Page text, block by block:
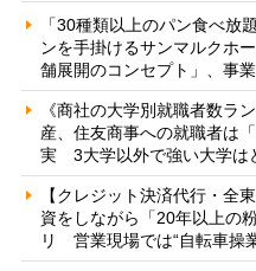
「30種類以上のパン食べ放
ンを手掛けるサンマルクホ
舗展開のコンセプト」、事
《商社の大学別就職者数ラ
産、住友商事への就職者は
実 3大学以外で強い大学は
【クレジット決済代行・全
資をしながら「20年以上の
リ 営業現場では“自転車操